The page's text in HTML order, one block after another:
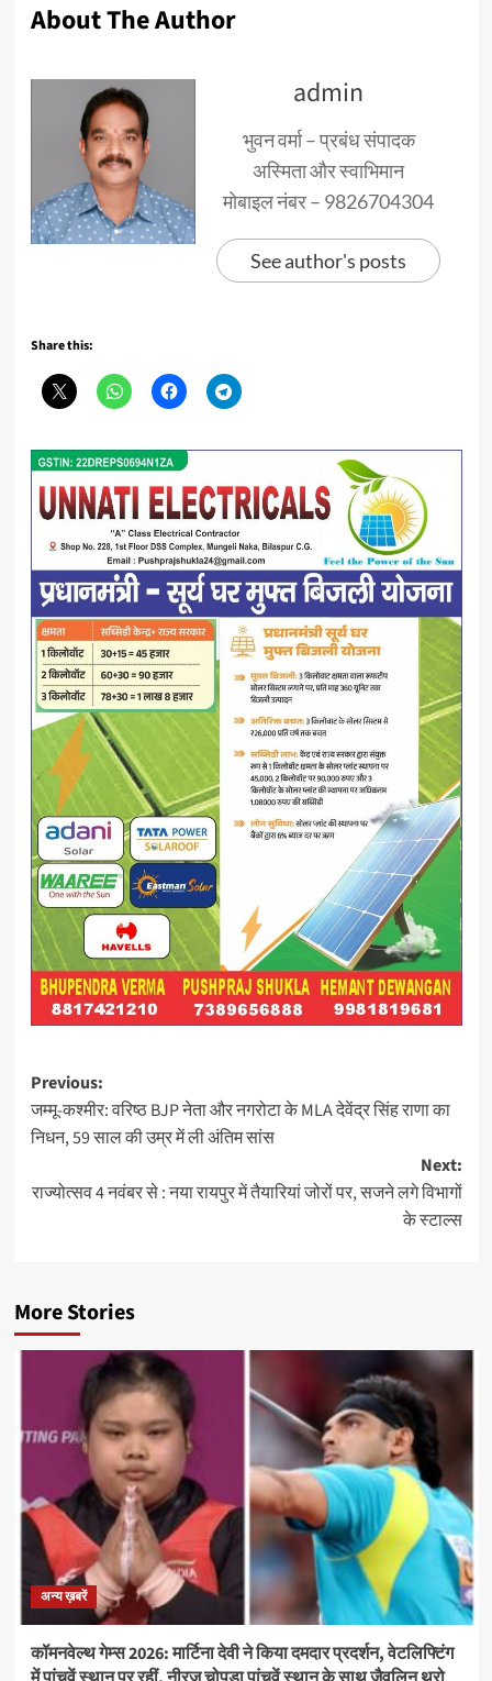
About The Author
admin
भुवन वर्मा – प्रबंध संपादक
अस्मिता और स्वाभिमान
मोबाइल नंबर – 9826704304
See author's posts
Share this:
Post
navigation
Previous:
जम्मू-कश्मीर: वरिष्ठ BJP नेता और नगरोटा के MLA देवेंद्र सिंह राणा का
निधन, 59 साल की उम्र में ली अंतिम सांस
Next:
राज्योत्सव 4 नवंबर से : नया रायपुर में तैयारियां जोरों पर, सजने लगे विभागों
के स्टाल्स
More Stories
अन्य ख़बरें
कॉमनवेल्थ गेम्स 2026: मार्टिना देवी ने किया दमदार प्रदर्शन, वेटलिफ्टिंग